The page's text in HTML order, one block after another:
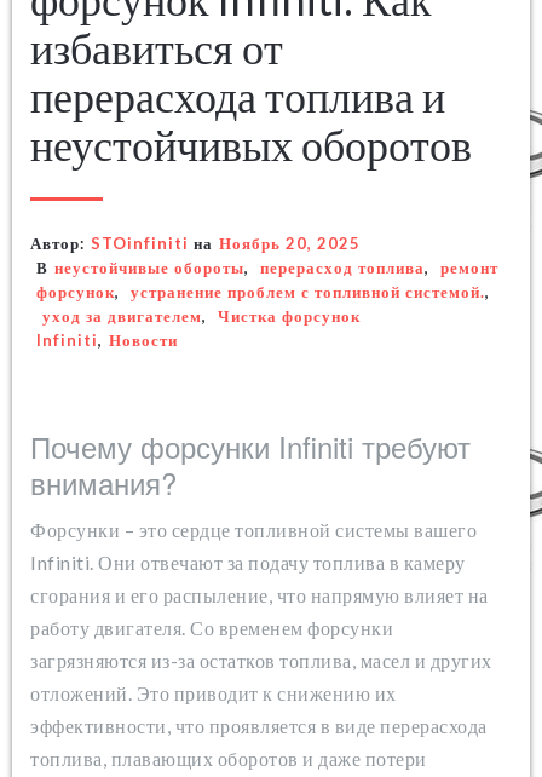
избавиться от
перерасхода топлива и
неустойчивых оборотов
Автор: STOinfiniti на Ноябрь 20, 2025
В неустойчивые обороты, перерасход топлива,
ремонт
форсунок, устранение проблем с топливной системой.,
уход за двигателем,
Чистка форсунок
Infiniti, Новости
Почему форсунки Infiniti требуют
внимания?
Форсунки – это сердце топливной системы вашего
Infiniti. Они отвечают за подачу топлива в камеру
сгорания и его распыление, что напрямую влияет на
работу двигателя. Со временем форсунки
загрязняются из-за остатков топлива, масел и других
отложений. Это приводит к снижению их
эффективности, что проявляется в виде перерасхода
топлива, плавающих оборотов и даже потери